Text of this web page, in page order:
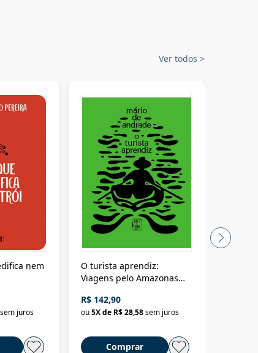
Ver todos >
nem
sem juros
O turista aprendiz:
Viagens pelo Amazonas
até a Bolívia e por Marajó
até dizer chega
R$ 142,90
ou5X de R$ 28,58sem juros
Comprar